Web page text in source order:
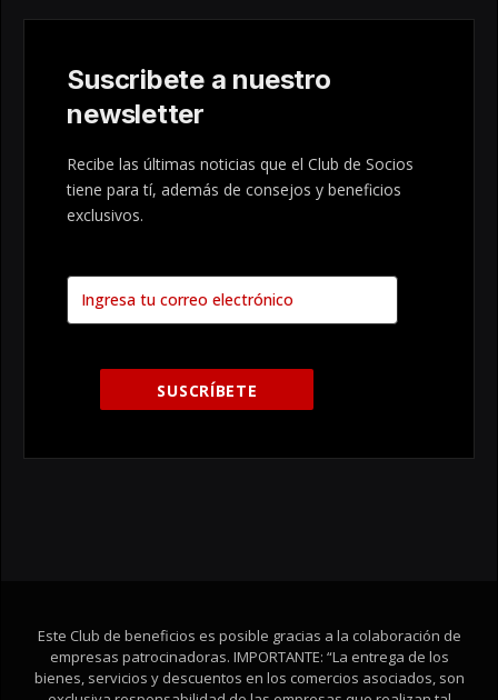
Suscribete a nuestro
newsletter
Recibe las últimas noticias que el Club de Socios
tiene para tí, además de consejos y beneficios
exclusivos.
Este Club de beneficios es posible gracias a la colaboración de
empresas patrocinadoras. IMPORTANTE: “La entrega de los
bienes, servicios y descuentos en los comercios asociados, son